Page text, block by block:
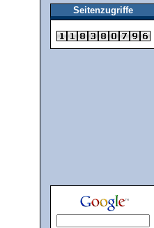
Seitenzugriffe